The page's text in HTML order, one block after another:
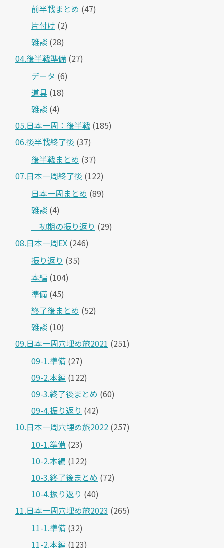
前半戦まとめ (47)
片付け (2)
雑談 (28)
04.後半戦準備 (27)
データ (6)
道具 (18)
雑談 (4)
05.日本一周：後半戦 (185)
06.後半戦終了後 (37)
後半戦まとめ (37)
07.日本一周終了後 (122)
日本一周まとめ (89)
雑談 (4)
＿初期の振り返り (29)
08.日本一周EX (246)
振り返り (35)
本編 (104)
準備 (45)
終了後まとめ (52)
雑談 (10)
09.日本一周穴埋め旅2021 (251)
09-1.準備 (27)
09-2.本編 (122)
09-3.終了後まとめ (60)
09-4.振り返り (42)
10.日本一周穴埋め旅2022 (257)
10-1.準備 (23)
10-2.本編 (122)
10-3.終了後まとめ (72)
10-4.振り返り (40)
11.日本一周穴埋め旅2023 (265)
11-1.準備 (32)
11-2.本編 (123)